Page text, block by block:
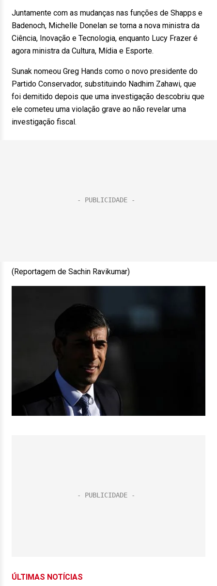
Juntamente com as mudanças nas funções de Shapps e
Badenoch, Michelle Donelan se torna a nova ministra da
Ciência, Inovação e Tecnologia, enquanto Lucy Frazer é
agora ministra da Cultura, Mídia e Esporte.
Sunak nomeou Greg Hands como o novo presidente do
Partido Conservador, substituindo Nadhim Zahawi, que
foi demitido depois que uma investigação descobriu que
ele cometeu uma violação grave ao não revelar uma
investigação fiscal.
(Reportagem de Sachin Ravikumar)